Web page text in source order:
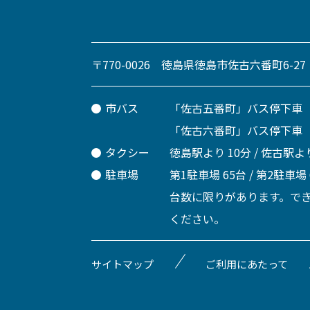
〒770-0026 徳島県徳島市佐古六番町6-27
市バス
「佐古五番町」バス停下
「佐古六番町」バス停下
タクシー
徳島駅より 10分 / 佐古駅
駐車場
第1駐車場 65台 / 第2駐車
台数に限りがあります。で
ください。
サイトマップ ご利用にあたって